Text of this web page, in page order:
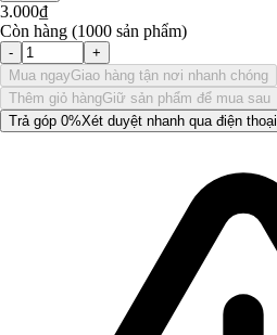
3.000₫
Còn hàng (1000 sản phẩm)
-
+
Mua ngayGiao hàng tận nơi nhanh chóng
Thêm giỏ hàngGiữ sản phẩm để mua sau
Trả góp 0%Xét duyệt nhanh qua điện thoại